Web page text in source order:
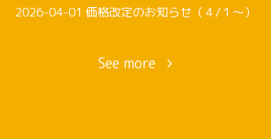
2026-04-01 価格改定のお知らせ（４/１～）
See more